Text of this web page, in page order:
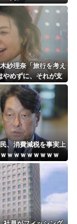
紗理奈「旅行を考え
やめずに、それが支
援」
民、消費減税を事実上
ｗｗｗｗｗｗｗｗ